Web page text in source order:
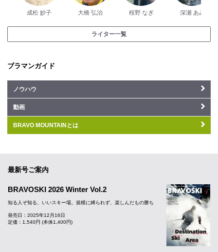
成松 妙子 大橋 弘治 桜野 なぎ 深瀬 あみ
ライター一覧
ブラマンガイド
ノウハウ
動画
BRAVO MOUNTAINとは
最新号ご案内
BRAVOSKI 2026 Winter Vol.2
知る人ぞ知る、いいスキー場。規模に縛られず、楽しんだもの勝ち
発売日：2025年12月16日
定価：1,540円 (本体1,400円)